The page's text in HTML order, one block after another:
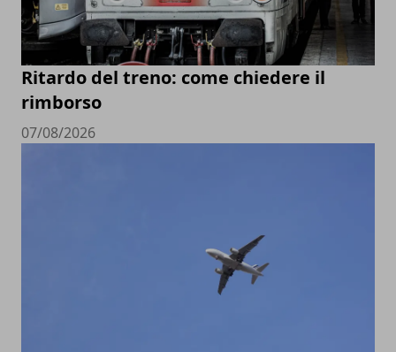
Ritardo del treno: come chiedere il
rimborso
07/08/2026